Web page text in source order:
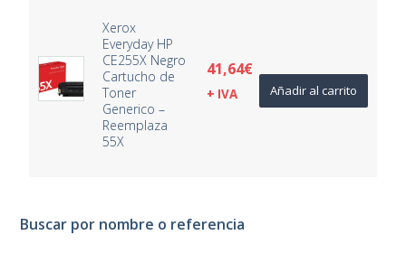
Xerox
Everyday HP
CE255X Negro
Cartucho de
Toner
Generico –
Reemplaza
55X
41,64€
+ IVA Añadir al carrito
Buscar por nombre o referencia